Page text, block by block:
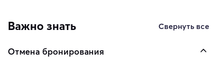
Важно знать Свернуть все
Отмена бронирования